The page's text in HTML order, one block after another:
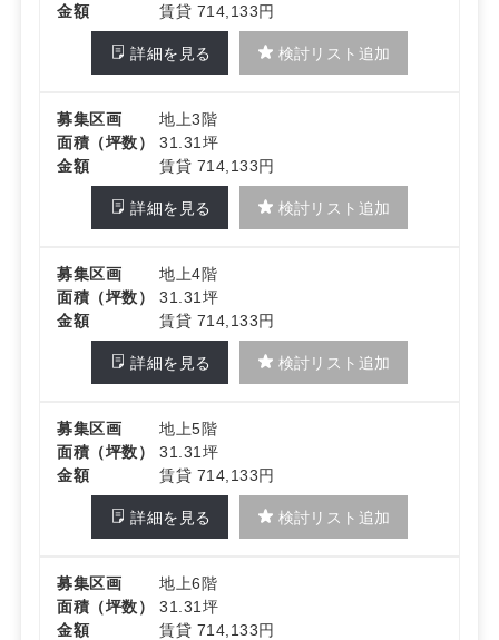
金額
賃貸 714,133円
詳細を見る 検討リスト追加
募集区画
地上3階
面積（坪数）
31.31坪
金額
賃貸 714,133円
詳細を見る 検討リスト追加
募集区画
地上4階
面積（坪数）
31.31坪
金額
賃貸 714,133円
詳細を見る 検討リスト追加
募集区画
地上5階
面積（坪数）
31.31坪
金額
賃貸 714,133円
詳細を見る 検討リスト追加
募集区画
地上6階
面積（坪数）
31.31坪
金額
賃貸 714,133円